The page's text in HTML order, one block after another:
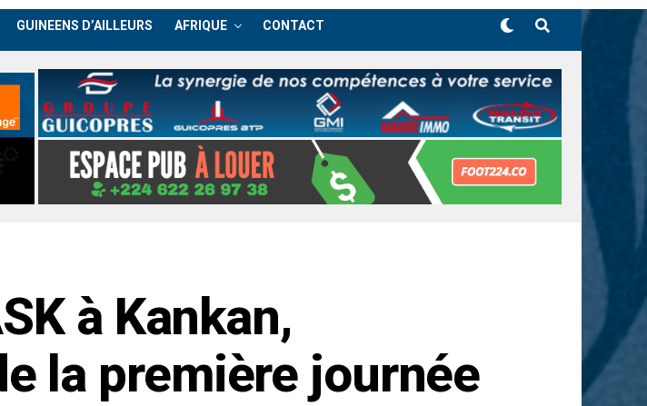
GUINEENS D’AILLEURS AFRIQUE CONTACT
à Kankan,
la première journée